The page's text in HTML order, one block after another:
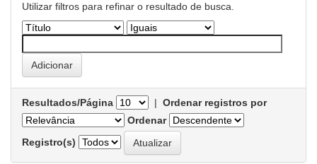
Utilizar filtros para refinar o resultado de busca.
Resultados/Página | Ordenar registros por
Ordenar
Registro(s)